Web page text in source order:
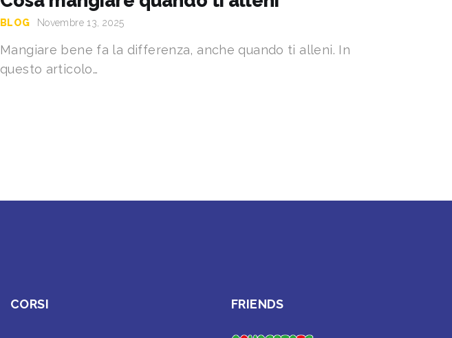
BLOG Novembre 13, 2025
Mangiare bene fa la differenza, anche quando ti alleni. In
questo articolo…
CORSI FRIENDS